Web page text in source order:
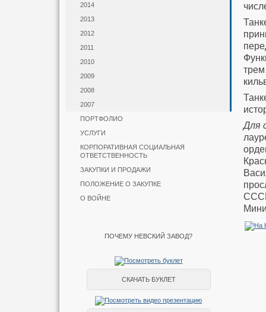
2014
2013
2012
2011
2010
2009
2008
2007
ПОРТФОЛИО
УСЛУГИ
КОРПОРАТИВНАЯ СОЦИАЛЬНАЯ
ОТВЕТСТВЕННОСТЬ
ЗАКУПКИ И ПРОДАЖИ
ПОЛОЖЕНИЕ О ЗАКУПКЕ
О ВОЙНЕ
ПОЧЕМУ НЕВСКИЙ ЗАВОД?
СКАЧАТЬ БУКЛЕТ
Для